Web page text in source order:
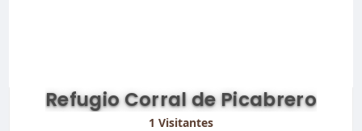
Refugio Corral de Picabrero
1 Visitantes